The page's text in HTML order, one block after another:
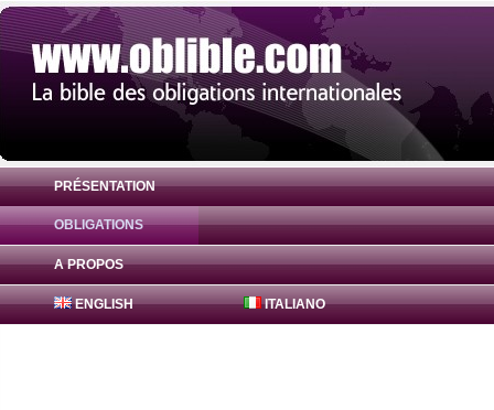
PRÉSENTATION
OBLIGATIONS
A PROPOS
ENGLISH ITALIANO
Obligation FreddieMac Bonds 1.125% (